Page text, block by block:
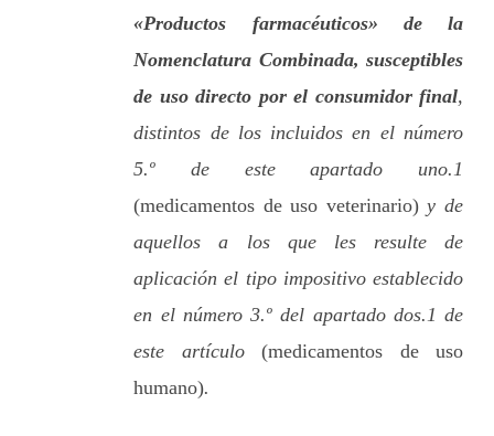
«Productos farmacéuticos» de la
Nomenclatura Combinada, susceptibles
de uso directo por el consumidor final,
distintos de los incluidos en el número
5.º de este apartado uno.1
(medicamentos de uso veterinario)y de
aquellos a los que les resulte de
aplicación el tipo impositivo establecido
en el número 3.º del apartado dos.1 de
este artículo(medicamentos de uso
humano).